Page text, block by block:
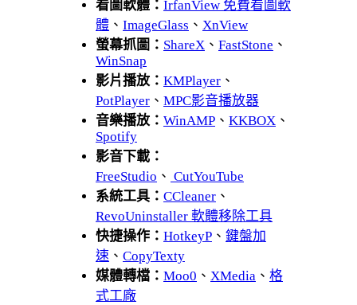
看圖軟體： IrfanView 免費看圖軟
體 、 ImageGlass 、 XnView
螢幕抓圖： ShareX 、 FastStone 、
WinSnap
影片播放： KMPlayer 、
PotPlayer 、 MPC影音播放器
音樂播放： WinAMP 、 KKBOX 、
Spotify
影音下載：
FreeStudio 、 CutYouTube
系統工具： CCleaner 、
RevoUninstaller 軟體移除工具
快捷操作： HotkeyP 、 鍵盤加
速 、 CopyTexty
媒體轉檔： Moo0 、 XMedia 、 格
式工廠